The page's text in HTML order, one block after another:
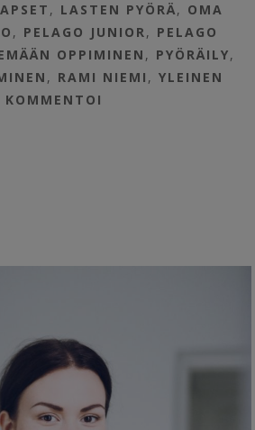
, LASTEN PYÖRÄ, OMA
, PELAGO JUNIOR, PELAGO
OPPIMINEN , PYÖRÄILY,
, RAMI NIEMI ,YLEINEN
KOMMENTOI